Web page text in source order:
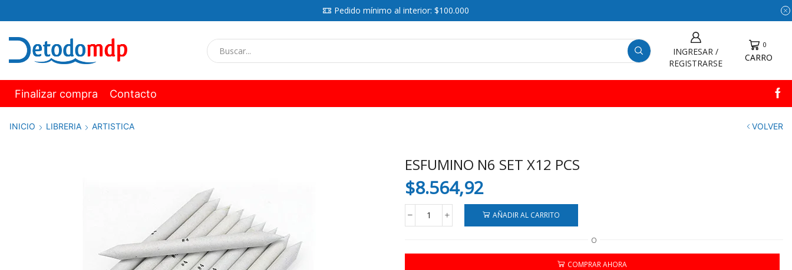
Pedido mínimo al interior: $100.000
INGRESAR /
REGISTRARSE
0
CARRO
Finalizar compra Contacto
INICIO LIBRERIA ARTISTICA VOLVER
ESFUMINO N6 SET X12 PCS
$8.564,92
ESFUMINO
X12
AÑADIR AL CARRITO
O
COMPRAR AHORA